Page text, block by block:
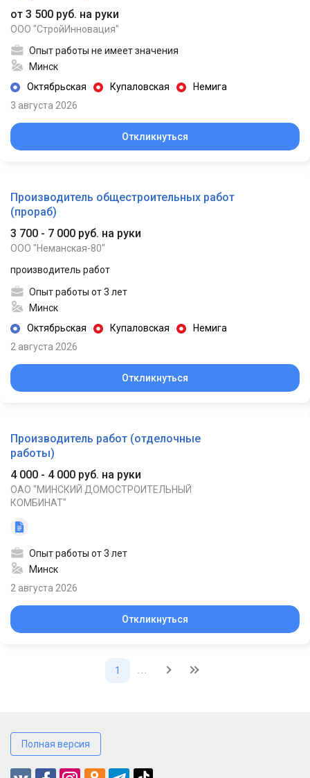
от 3 500 руб. на руки
ООО "СтройИнновация"
Опыт работы не имеет значения
Минск
Октябрьская
Купаловская
Немига
3 августа 2026
Откликнуться
Производитель общестроительных работ
(прораб)
3 700 - 7 000 руб. на руки
ООО "Неманская-80"
производитель работ
Опыт работы от 3 лет
Минск
Октябрьская
Купаловская
Немига
2 августа 2026
Откликнуться
Производитель работ (отделочные
работы)
4 000 - 4 000 руб. на руки
ОАО "МИНСКИЙ ДОМОСТРОИТЕЛЬНЫЙ
КОМБИНАТ"
Опыт работы от 3 лет
Минск
2 августа 2026
Откликнуться
1 ...
Полная версия